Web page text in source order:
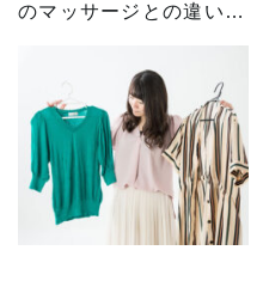
のマッサージとの違い…